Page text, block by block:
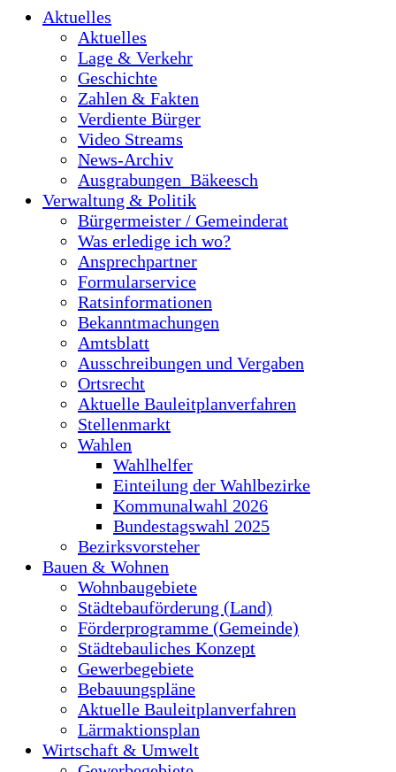
Aktuelles
Aktuelles
Lage & Verkehr
Geschichte
Zahlen & Fakten
Verdiente Bürger
Video Streams
News-Archiv
Ausgrabungen_Bäkeesch
Verwaltung & Politik
Bürgermeister / Gemeinderat
Was erledige ich wo?
Ansprechpartner
Formularservice
Ratsinformationen
Bekanntmachungen
Amtsblatt
Ausschreibungen und Vergaben
Ortsrecht
Aktuelle Bauleitplanverfahren
Stellenmarkt
Wahlen
Wahlhelfer
Einteilung der Wahlbezirke
Kommunalwahl 2026
Bundestagswahl 2025
Bezirksvorsteher
Bauen & Wohnen
Wohnbaugebiete
Städtebauförderung (Land)
Förderprogramme (Gemeinde)
Städtebauliches Konzept
Gewerbegebiete
Bebauungspläne
Aktuelle Bauleitplanverfahren
Lärmaktionsplan
Wirtschaft & Umwelt